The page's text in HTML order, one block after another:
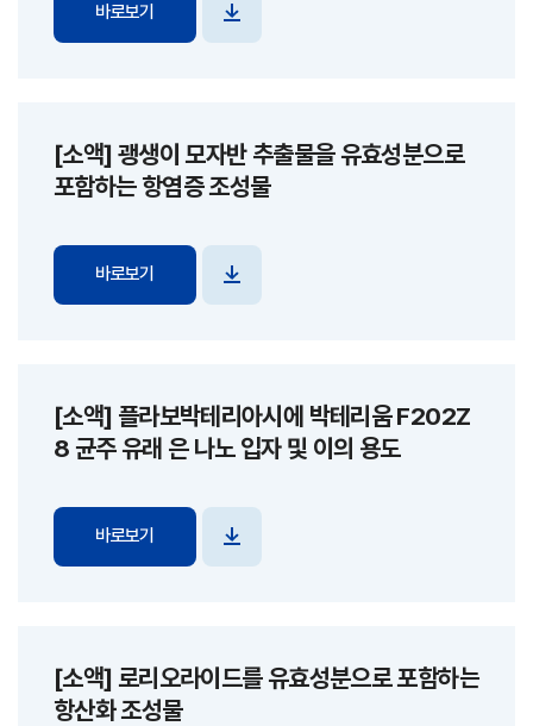
바로보기
파일
[소액] 괭생이 모자반 추출물을 유효성분으로
포함하는 항염증 조성물
바로보기
파일
[소액] 플라보박테리아시에 박테리움 F202Z
8 균주 유래 은 나노 입자 및 이의 용도
바로보기
파일
[소액] 로리오라이드를 유효성분으로 포함하는
항산화 조성물